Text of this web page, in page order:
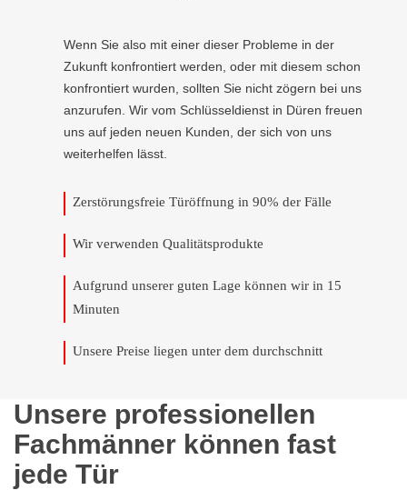
Wenn Sie also mit einer dieser Probleme in der
Zukunft konfrontiert werden, oder mit diesem schon
konfrontiert wurden, sollten Sie nicht zögern bei uns
anzurufen. Wir vom Schlüsseldienst in Düren freuen
uns auf jeden neuen Kunden, der sich von uns
weiterhelfen lässt.
Zerstörungsfreie Türöffnung in 90% der Fälle
Wir verwenden Qualitätsprodukte
Aufgrund unserer guten Lage können wir in 15
Minuten
Unsere Preise liegen unter dem durchschnitt
Unsere professionellen
Fachmänner können fast
jede Tür